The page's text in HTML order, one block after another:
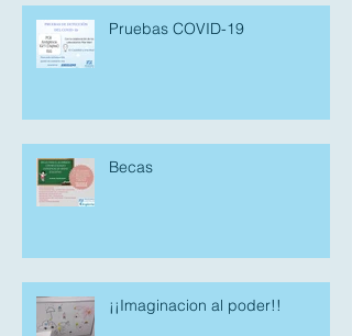
Pruebas COVID-19
Becas
¡¡Imaginacion al poder!!